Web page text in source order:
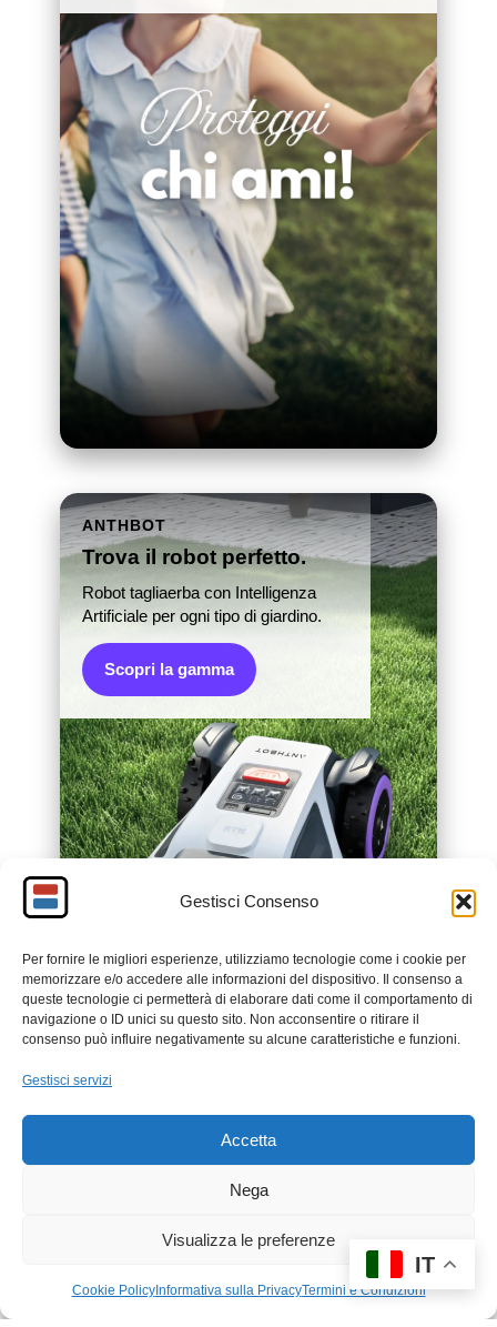
Gestisci Consenso
Per fornire le migliori esperienze, utilizziamo tecnologie come i cookie per
memorizzare e/o accedere alle informazioni del dispositivo. Il consenso a
queste tecnologie ci permetterà di elaborare dati come il comportamento di
navigazione o ID unici su questo sito. Non acconsentire o ritirare il
consenso può influire negativamente su alcune caratteristiche e funzioni.
Gestisci servizi
Accetta
Nega
Visualizza le preferenze
Cookie PolicyInformativa sulla PrivacyTermini e Condizioni
ANTHBOT
Trova il robot perfetto.
Robot tagliaerba con Intelligenza
Artificiale per ogni tipo di giardino.
Scopri la gamma
IT